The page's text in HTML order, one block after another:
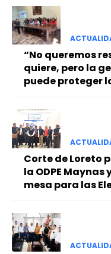
“No queremos
quiere, pero la
puede proteger
Corte de Loreto
la ODPE
mesa para las